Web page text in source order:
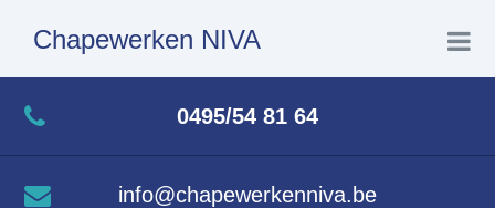
Chapewerken NIVA
Home 0495/54 81 64
info@chapewerkenniva.be